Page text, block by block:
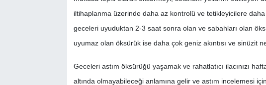
iltihaplanma üzerinde daha az kontrolü ve tetikleyicilere
geceleri uyuduktan 2-3 saat sonra olan ve sabahları olan
uyumaz olan öksürük ise daha çok geniz akıntısı ve sinüzit
Geceleri astım öksürüğü yaşamak ve rahatlatıcı ilacınızı
altında olmayabileceği anlamına gelir ve astım incelemesi